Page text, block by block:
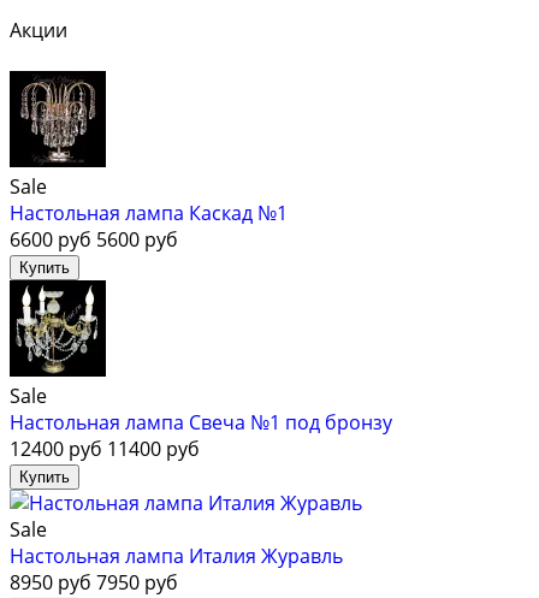
Акции
Sale
Настольная лампа Каскад №1
6600 руб 5600 руб
Sale
Настольная лампа Свеча №1 под бронзу
12400 руб 11400 руб
Sale
Настольная лампа Италия Журавль
8950 руб 7950 руб